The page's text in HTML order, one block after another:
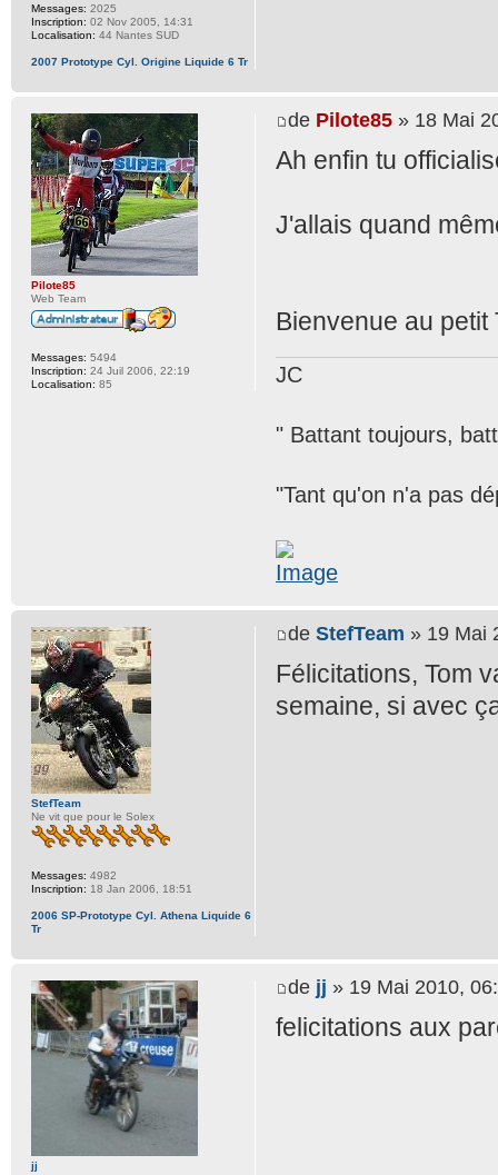
Messages: 2025
Inscription: 02 Nov 2005, 14:31
Localisation: 44 Nantes SUD
2007 Prototype Cyl. Origine Liquide 6 Tr
de Pilote85 » 18 Mai
Ah enfin tu
J'allais quand
Bienvenue au
JC
" Battant toujours,
"Tant qu'on n'a pas
Pilote85
Web Team
Messages: 5494
Inscription: 24 Juil 2006, 22:19
Localisation: 85
de StefTeam » 19 Mai
Félicitations, Tom
semaine, si avec
StefTeam
Ne vit que pour le Solex
Messages: 4982
Inscription: 18 Jan 2006, 18:51
2006 SP-Prototype Cyl. Athena Liquide 6
Tr
de jj » 19 Mai 2010,
felicitations aux
jj